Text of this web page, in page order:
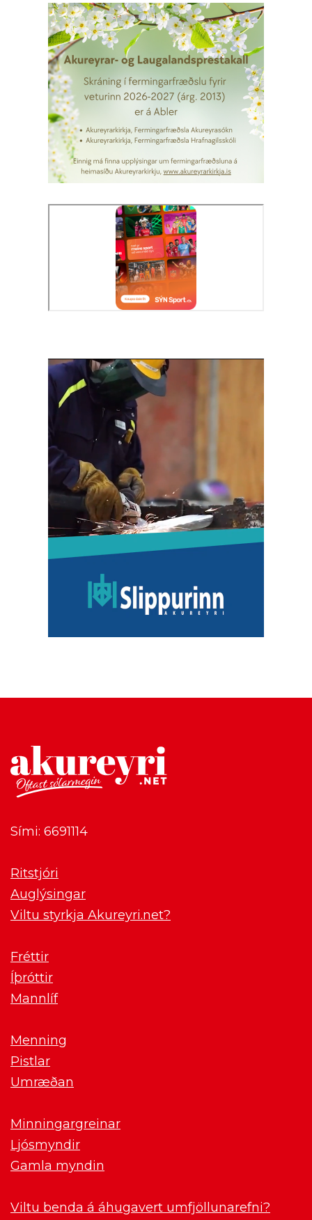
Sími: 6691114
Ritstjóri
Auglýsingar
Viltu styrkja Akureyri.net?
Fréttir
Íþróttir
Mannlíf
Menning
Pistlar
Umræðan
Minningargreinar
Ljósmyndir
Gamla myndin
Viltu benda á áhugavert umfjöllunarefni?